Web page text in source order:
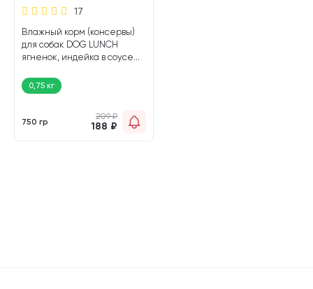
17
Влажный корм (консервы)
для собак DOG LUNCH
ягненок, индейка в соусе
0,75 кг
750 гр
209₽
188 ₽